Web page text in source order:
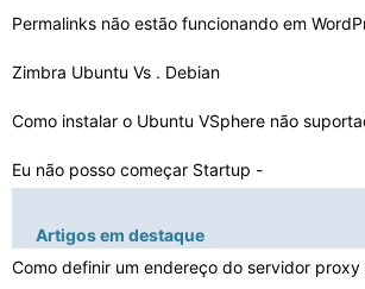
Zimbra Ubuntu Vs . Debian
Como instalar o Ubuntu VSphere não
Eu não posso começar Startup -
Como instalar e configurar o Samba no
Artigos em destaque
Como definir um endereço do servidor proxy